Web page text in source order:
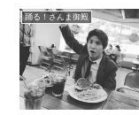
踊る！さんま御殿